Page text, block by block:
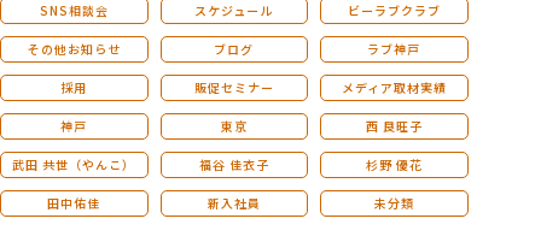
SNS相談会 スケジュール ビーラブクラブ
その他お知らせ ブログ ラブ神戸
採用 販促セミナー メディア取材実績
神戸 東京 西 良旺子
武田 共世（やんこ） 福谷 佳衣子 杉野 優花
田中佑佳 新入社員 未分類